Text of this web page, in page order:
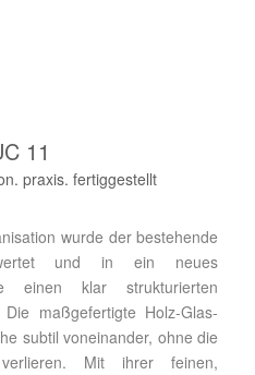
11
praxis. fertiggestellt
wurde der bestehende
und in ein neues
einen klar strukturierten
maßgefertigte Holz-Glas-
subtil voneinander, ohne die
Mit ihrer feinen,